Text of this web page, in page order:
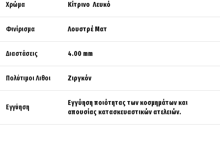
Χρώμα Κίτρινο Λευκό
Φινίρισμα Λουστρέ Ματ
Διαστάσεις 4.00 mm
Πολύτιμοι Λιθοι Ζιργκόν
Εγγύηση
Εγγύηση ποιότητας των κοσμημάτων και
απουσίας κατασκευαστικών ατελειών.